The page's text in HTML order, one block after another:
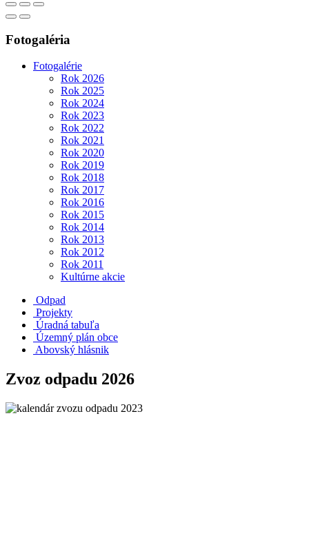
Fotogaléria
Fotogalérie
Rok 2026
Rok 2025
Rok 2024
Rok 2023
Rok 2022
Rok 2021
Rok 2020
Rok 2019
Rok 2018
Rok 2017
Rok 2016
Rok 2015
Rok 2014
Rok 2013
Rok 2012
Rok 2011
Kultúrne akcie
Odpad
Projekty
Úradná tabuľa
Územný plán obce
Abovský hlásnik
Zvoz odpadu 2026